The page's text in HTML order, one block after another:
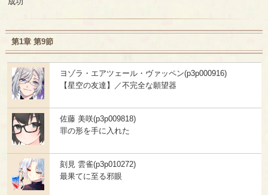
第1章 第9節
ヨゾラ・エアツェール・ヴァッペン(p3p000916)
【星空の友達】／不完全な願望器
佐藤 美咲(p3p009818)
罪の形を手に入れた
刻見 雲雀(p3p010272)
最果てに至る邪眼